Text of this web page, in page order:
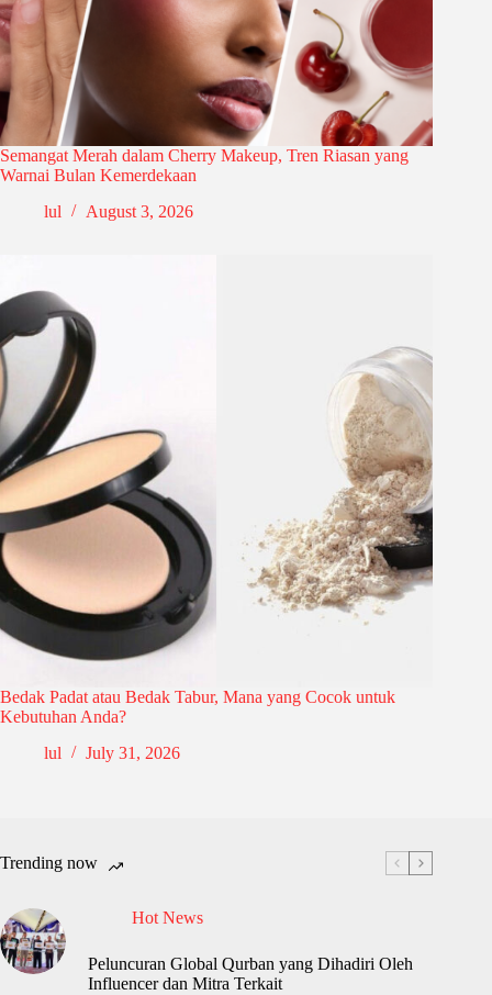
Semangat Merah dalam Cherry Makeup, Tren Riasan yang
Warnai Bulan Kemerdekaan
lul
August 3, 2026
Bedak Padat atau Bedak Tabur, Mana yang Cocok untuk
Kebutuhan Anda?
lul
July 31, 2026
Trending now
Hot News
Peluncuran Global Qurban yang Dihadiri Oleh
Influencer dan Mitra Terkait